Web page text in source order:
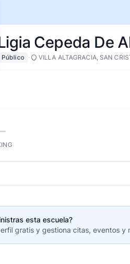
Cepeda De
Público · VILLA ALTAGRACIA, SAN
esta escuela?
gratis y gestiona citas, eventos y